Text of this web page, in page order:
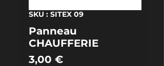
SKU : SITEX 09
Panneau
CHAUFFERIE
3,00 €Prix